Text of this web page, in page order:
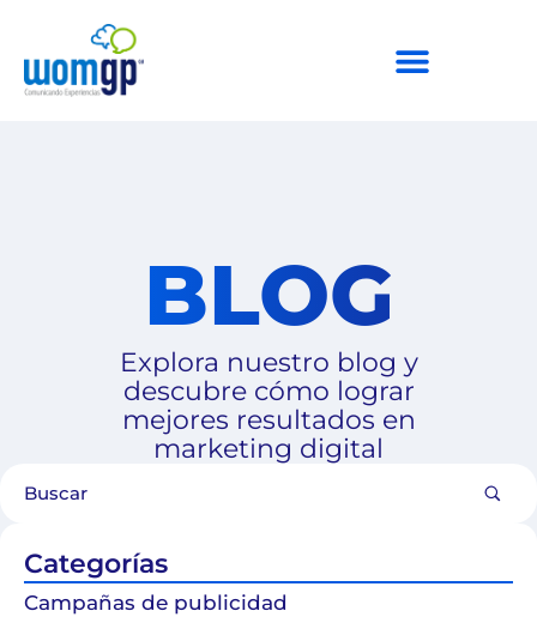
BLOG
Explora nuestro blog y
descubre cómo lograr
mejores resultados en
marketing digital
Categorías
Campañas de publicidad